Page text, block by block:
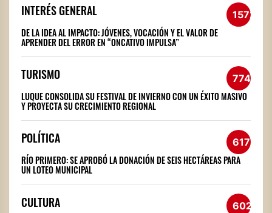
INTERÉS GENERAL 1572
DE LA IDEA AL IMPACTO: JÓVENES, VOCACIÓN Y EL VALOR DE
APRENDER DEL ERROR EN “ONCATIVO IMPULSA”
TURISMO 774
LUQUE CONSOLIDA SU FESTIVAL DE INVIERNO CON UN ÉXITO MASIVO
Y PROYECTA SU CRECIMIENTO REGIONAL
POLÍTICA 617
RÍO PRIMERO: SE APROBÓ LA DONACIÓN DE SEIS HECTÁREAS PARA
UN LOTEO MUNICIPAL
CULTURA 602